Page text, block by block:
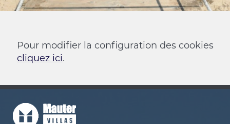
Cookies
Pour modifier la configuration des cookies
cliquez ici.